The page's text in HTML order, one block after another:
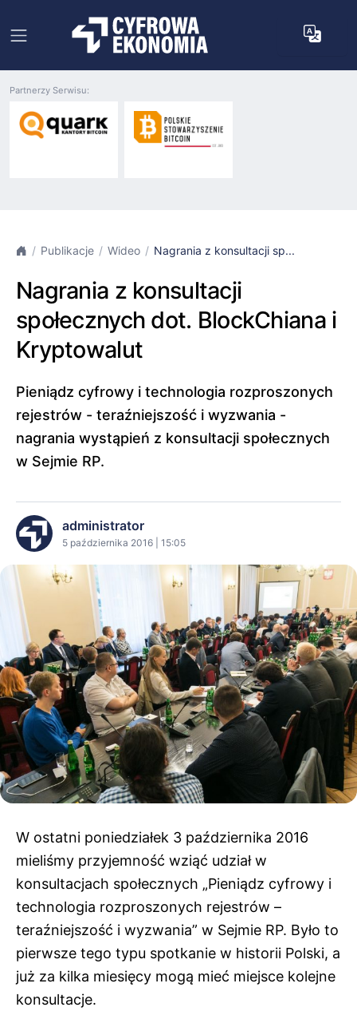
Partnerzy Serwisu:
Publikacje Wideo Nagrania z konsultacji sp...
Nagrania z konsultacji
społecznych dot. BlockChiana i
Kryptowalut
Pieniądz cyfrowy i technologia rozproszonych
rejestrów - teraźniejszość i wyzwania -
nagrania wystąpień z konsultacji społecznych
w Sejmie RP.
administrator
5 października 2016 | 15:05
W ostatni poniedziałek 3 października 2016
mieliśmy przyjemność wziąć udział w
konsultacjach społecznych „Pieniądz cyfrowy i
technologia rozproszonych rejestrów –
teraźniejszość i wyzwania” w Sejmie RP. Było to
pierwsze tego typu spotkanie w historii Polski, a
już za kilka miesięcy mogą mieć miejsce kolejne
konsultacje.